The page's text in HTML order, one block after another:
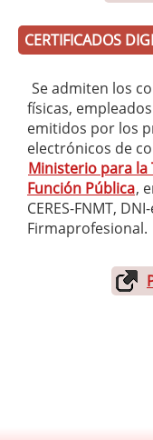
CERTIFICADOS
Se admiten los
físicas,
emitidos por los
electrónicos de
Ministerio para la
Función Pública,
CERES-FNMT,
Firmaprofesional.